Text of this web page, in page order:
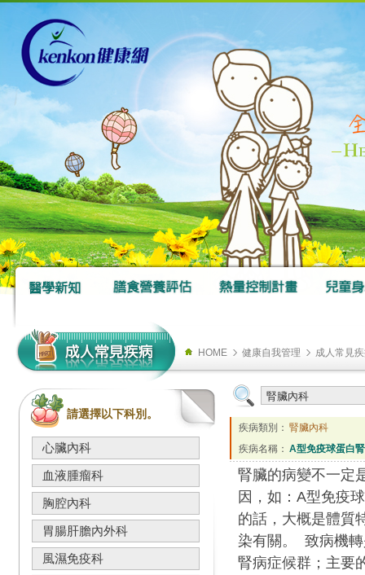
HOME 健康自我管理 成人常見
請選擇以下科別。
心臟內科
血液腫瘤科
胸腔內科
胃腸肝膽內外科
風濕免疫科
疾病類別： 腎臟內科
疾病名稱： A型免疫球蛋白
腎臟的病變不一定
因，如：A型免疫
的話，大概是體質
染有關。 致病機
腎病症候群；主要